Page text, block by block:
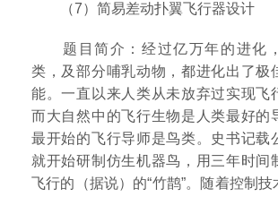
（7）简易差动扑翼飞行器设计
题目简介：经过亿万年的进化
类，及部分哺乳动物，都进化出了极
能。一直以来人类从未放弃过实现飞
而大自然中的飞行生物是人类最好的
最开始的飞行导师是鸟类。史书记载
就开始研制仿生机器鸟，用三年时间
飞行的（据说）的“竹鹊”。随着控制技